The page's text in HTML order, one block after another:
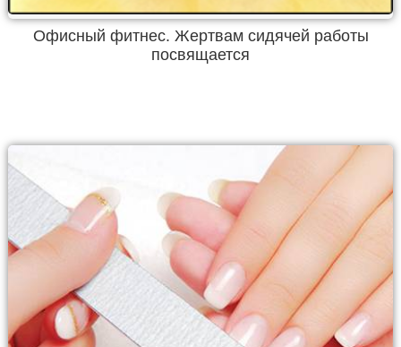
Офисный фитнес. Жертвам сидячей работы
посвящается